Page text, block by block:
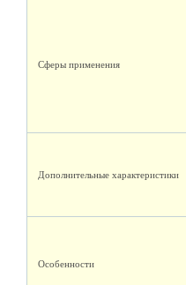
Сферы применения
Дополнительные характеристики
Особенности